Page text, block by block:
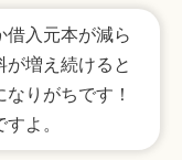
借入元本が減ら
が増え続けると
りがちです！
よ。